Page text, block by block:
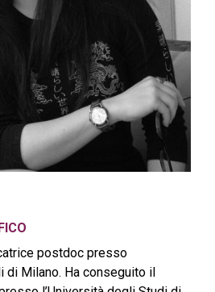
postdoc presso
di Milano. Ha conseguito il